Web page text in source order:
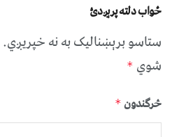
ځواب دلته پرېږدئ
ستاسو برېښناليک به نه خپريږي.
شوي *
څرگندون *